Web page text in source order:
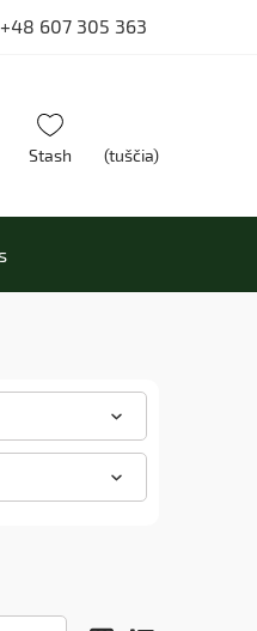
+48 607 305 363
(tuščia)